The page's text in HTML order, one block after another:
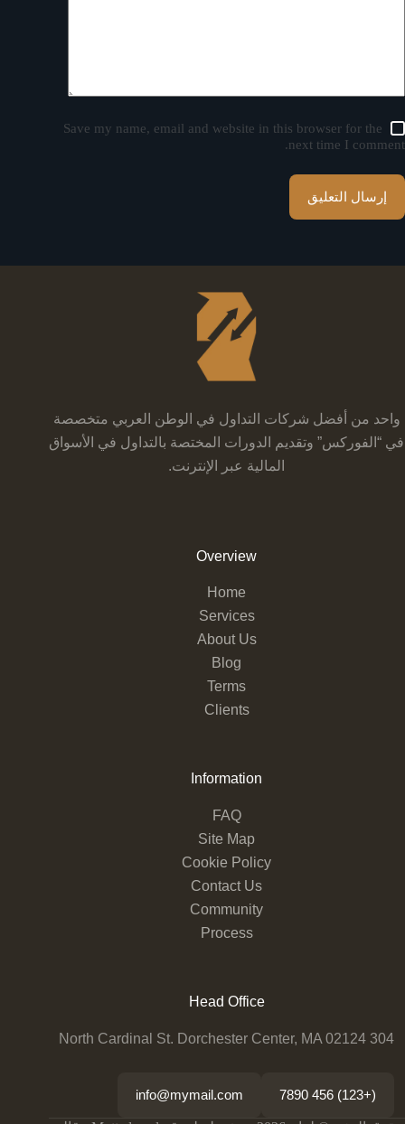
Save my name, email and website in this browser for the
next time I comment.
إرسال التعليق
واحد من أفضل شركات التداول في الوطن العربي متخصصة
في “الفوركس” وتقديم الدورات المختصة بالتداول في الأسواق
المالية عبر الإنترنت.
Overview
Home
Services
About Us
Blog
Terms
Clients
Information
FAQ
Site Map
Cookie Policy
Contact Us
Community
Process
Head Office
304 North Cardinal St. Dorchester Center, MA 02124
(+123) 456 7890
info@mymail.com